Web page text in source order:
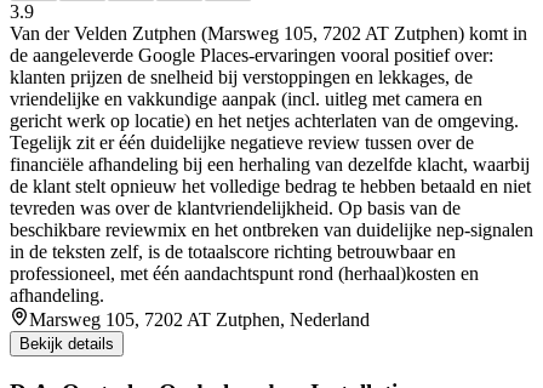
3.9
Van der Velden Zutphen (Marsweg 105, 7202 AT Zutphen) komt in
de aangeleverde Google Places-ervaringen vooral positief over:
klanten prijzen de snelheid bij verstoppingen en lekkages, de
vriendelijke en vakkundige aanpak (incl. uitleg met camera en
gericht werk op locatie) en het netjes achterlaten van de omgeving.
Tegelijk zit er één duidelijke negatieve review tussen over de
financiële afhandeling bij een herhaling van dezelfde klacht, waarbij
de klant stelt opnieuw het volledige bedrag te hebben betaald en niet
tevreden was over de klantvriendelijkheid. Op basis van de
beschikbare reviewmix en het ontbreken van duidelijke nep-signalen
in de teksten zelf, is de totaalscore richting betrouwbaar en
professioneel, met één aandachtspunt rond (herhaal)kosten en
afhandeling.
Marsweg 105, 7202 AT Zutphen, Nederland
Bekijk details